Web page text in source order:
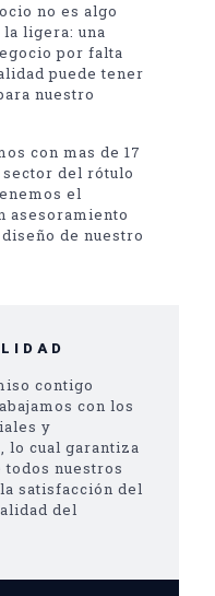
no es algo
la ligera: una
por falta
puede tener
nuestro
con mas de 17
del rótulo
el
asesoramiento
de nuestro
contigo
con los
y
lo cual garantiza
nuestros
satisfacción del
del